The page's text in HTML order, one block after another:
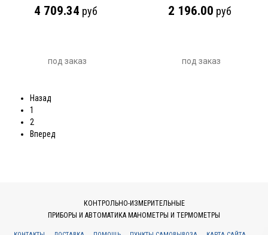
4 709.34 руб
под заказ
2 196.00 руб
под заказ
Назад
1
2
Вперед
КОНТРОЛЬНО-ИЗМЕРИТЕЛЬНЫЕ
ПРИБОРЫ И АВТОМАТИКА МАНОМЕТРЫ И ТЕРМОМЕТРЫ